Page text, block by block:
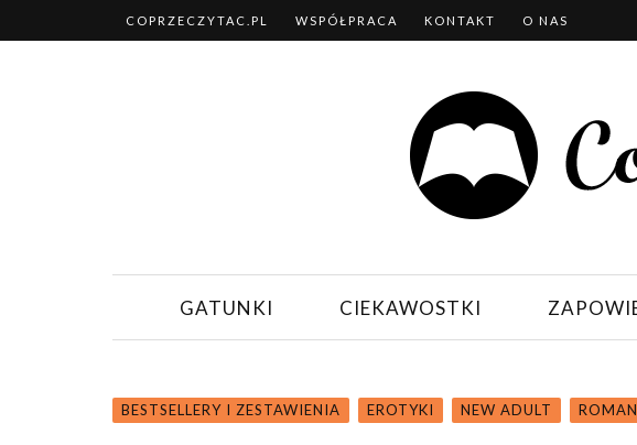
COPRZECZYTAC.PL WSPÓŁPRACA KONTAKT O NAS
GATUNKI CIEKAWOSTKI
BESTSELLERY I ZESTAWIENIA EROTYKI NEW ADULT